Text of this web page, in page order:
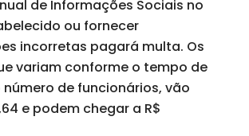
de Informações Sociais no
ou fornecer
incorretas pagará multa. Os
variam conforme o tempo de
de funcionários, vão
e podem chegar a R$